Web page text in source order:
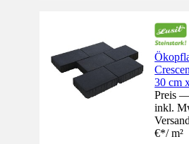
30 cm
Preis
inkl.
€*/ m²